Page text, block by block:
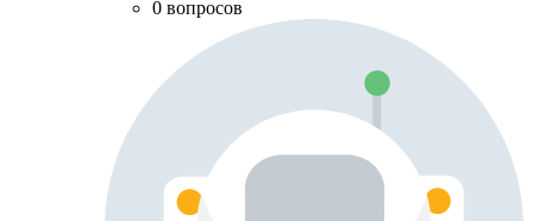
0 вопросов